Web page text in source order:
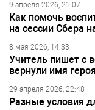
9 апреля 2026, 21:07
Как помочь
на сессии Сбера
8 мая 2026, 14:33
Учитель пишет с
вернули имя
29 апреля 2026, 22:48
Разные условия